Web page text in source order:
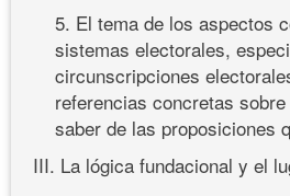
5. El tema de los aspectos
sistemas electorales,
circunscripciones
referencias concretas
saber de las proposiciones
III. La lógica fundacional y el